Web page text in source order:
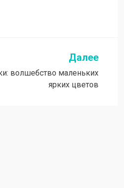
Далее
волшебство маленьких
ярких цветов